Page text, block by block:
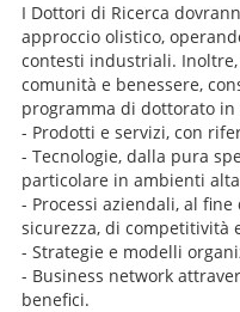
I Dottori di Ricerca
approccio olistico,
contesti industriali.
comunità e benessere,
programma di dottorato
- Prodotti e servizi, con
- Tecnologie, dalla pura
particolare in ambienti
- Processi aziendali, al
sicurezza, di competitività
- Strategie e modelli
- Business network
benefici.